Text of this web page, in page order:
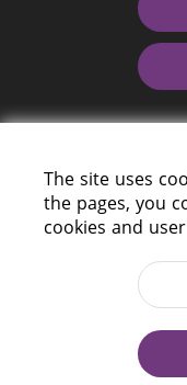
220114,
Tel.: (+375 17)
Fax: (+375 17)
E-mail:
The site uses
the pages, you
cookies and